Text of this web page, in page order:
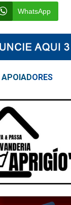
WhatsApp
APOIADORES